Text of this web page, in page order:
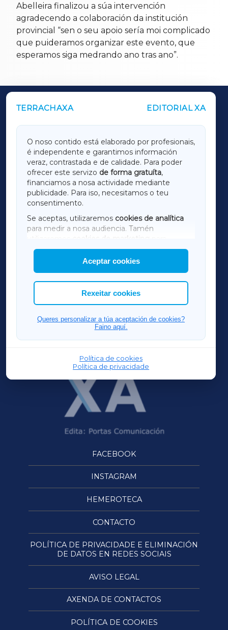
Abelleira finalizou a súa intervención
agradecendo a colaboración da institución
provincial “sen o seu apoio sería moi complicado
que puideramos organizar este evento, que
esperamos siga medrando ano tras ano”.
TERRACHAXA EDITORIAL XA
O noso contido está elaborado por profesionais,
é independente e garantimos información
veraz, contrastada e de calidade. Para poder
ofrecer este servizo de forma gratuíta,
financiamos a nosa actividade mediante
publicidade. Para iso, necesitamos o teu
consentimento.
Se aceptas, utilizaremos cookies de analítica
para medir a nosa audiencia. Tamén
utilizaremos
cookies de marketing
mostrar publicidade de terceiros.
Así mesmo, podes personalizar a elección das
cookies que desexas permitir.
Aceptar cookies
Rexeitar cookies
Queres personalizar a túa aceptación de cookies?
Faino aquí.
Política de cookies
Política de privacidade
OUTROS PERIÓDICOS
LUGOXA
TERRACHAXA
AMARIÑAXA
RIBEIRASACRAXA
ACORUÑAXA
FERROLXA
OURENSEXA
FACEBOOK
INSTAGRAM
HEMEROTECA
CONTACTO
POLÍTICA DE PRIVACIDADE E ELIMINACIÓN
DE DATOS EN REDES SOCIAIS
AVISO LEGAL
AXENDA DE CONTACTOS
POLÍTICA DE COOKIES